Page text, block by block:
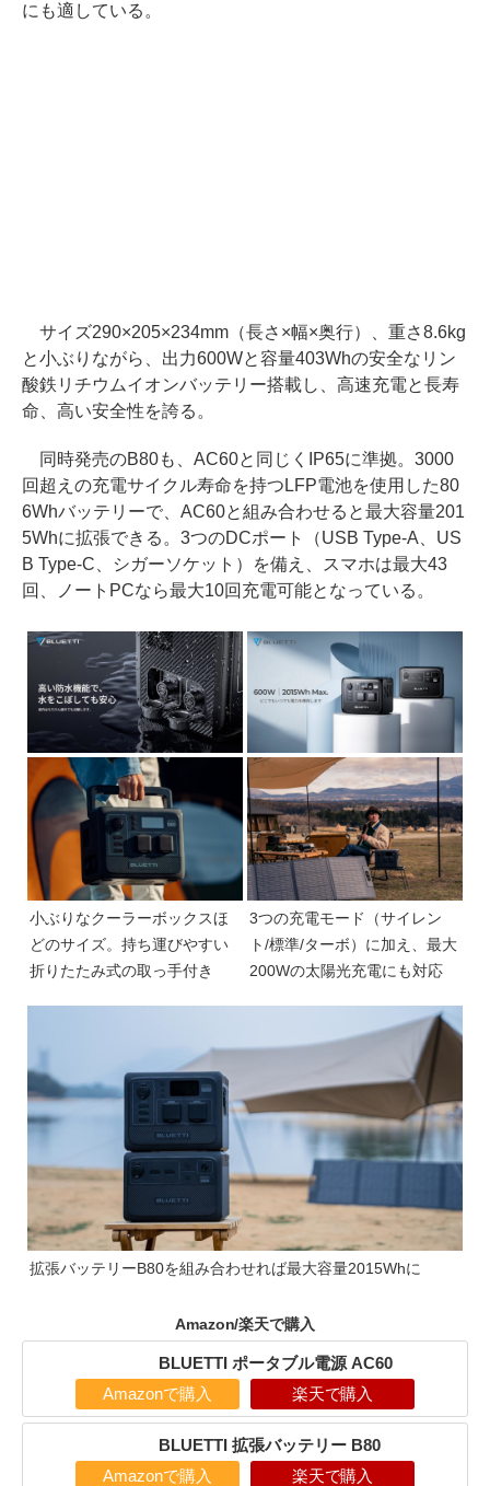
にも適している。
サイズ290×205×234mm（長さ×幅×奥行）、重さ8.6kg
と小ぶりながら、出力600Wと容量403Whの安全なリン
酸鉄リチウムイオンバッテリー搭載し、高速充電と長寿
命、高い安全性を誇る。
同時発売のB80も、AC60と同じくIP65に準拠。3000
回超えの充電サイクル寿命を持つLFP電池を使用した80
6Whバッテリーで、AC60と組み合わせると最大容量201
5Whに拡張できる。3つのDCポート（USB Type-A、US
B Type-C、シガーソケット）を備え、スマホは最大43
回、ノートPCなら最大10回充電可能となっている。
小ぶりなクーラーボックスほ
どのサイズ。持ち運びやすい
折りたたみ式の取っ手付き
3つの充電モード（サイレン
ト/標準/ターボ）に加え、最大
200Wの太陽光充電にも対応
拡張バッテリーB80を組み合わせれば最大容量2015Whに
Amazon/楽天で購入
‎BLUETTI ポータブル電源 AC60
Amazonで購入 楽天で購入
‎BLUETTI 拡張バッテリー B80
Amazonで購入 楽天で購入